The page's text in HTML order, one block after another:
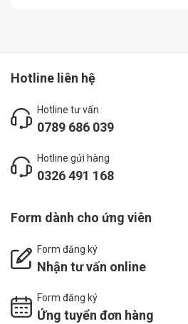
Hotline liên hệ
Hotline tư vấn
0789 686 039
Hotline gửi hàng
0326 491 168
Form dành cho ứng viên
Form đăng ký
Nhận tư vấn online
Form đăng ký
Ứng tuyển đơn hàng